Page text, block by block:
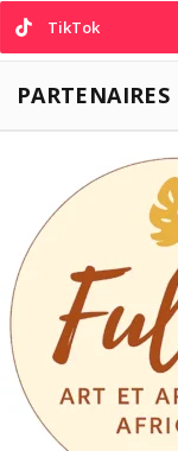
TikTok
PARTENAIRES